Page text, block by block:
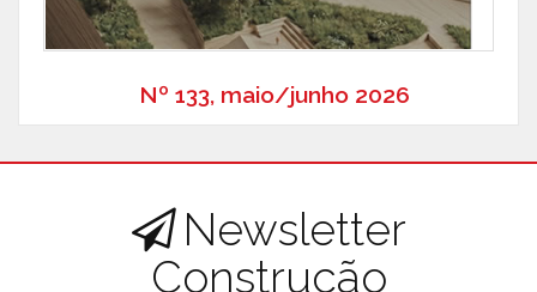
Nº 133, maio/junho 2026
Newsletter
Construção